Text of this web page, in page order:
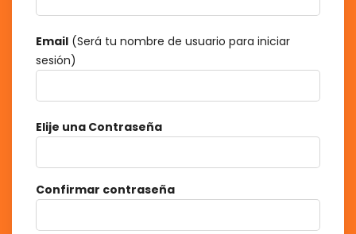
Email (Será tu nombre de usuario para iniciar
sesión)
Elije una Contraseña
Confirmar contraseña